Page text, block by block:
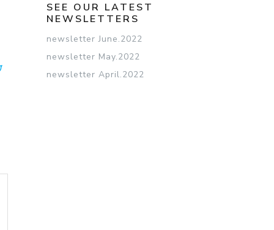
SEE OUR LATEST
NEWSLETTERS
newsletter June.2022
newsletter May.2022
newsletter April.2022